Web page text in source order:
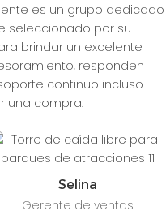
es un grupo dedicado
seleccionado por su
brindar un excelente
responden
continuo incluso
una compra.
Selina
Gerente de ventas